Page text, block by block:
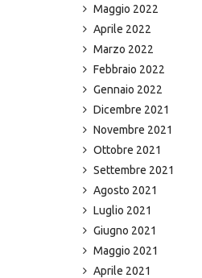
Maggio 2022
Aprile 2022
Marzo 2022
Febbraio 2022
Gennaio 2022
Dicembre 2021
Novembre 2021
Ottobre 2021
Settembre 2021
Agosto 2021
Luglio 2021
Giugno 2021
Maggio 2021
Aprile 2021